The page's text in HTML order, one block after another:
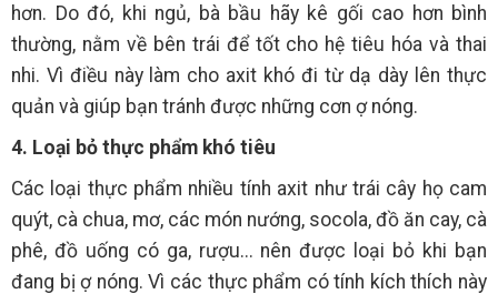
hơn. Do đó, khi ngủ, bà bầu hãy kê gối cao hơn bình
thường, nằm về bên trái để tốt cho hệ tiêu hóa và thai
nhi. Vì điều này làm cho axit khó đi từ dạ dày lên thực
quản và giúp bạn tránh được những cơn ợ nóng.
4. Loại bỏ thực phẩm khó tiêu
Các loại thực phẩm nhiều tính axit như trái cây họ cam
quýt, cà chua, mơ, các món nướng, socola, đồ ăn cay, cà
phê, đồ uống có ga, rượu... nên được loại bỏ khi bạn
đang bị ợ nóng. Vì các thực phẩm có tính kích thích này